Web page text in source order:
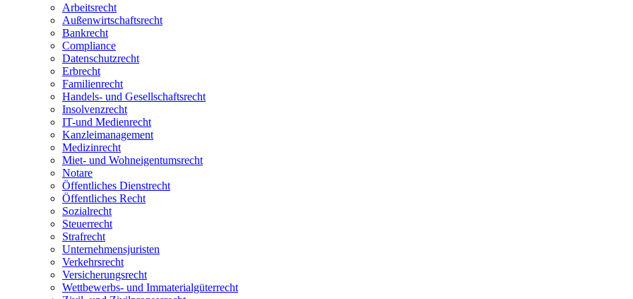
Arbeitsrecht
Außenwirtschaftsrecht
Bankrecht
Compliance
Datenschutzrecht
Erbrecht
Familienrecht
Handels- und Gesellschaftsrecht
Insolvenzrecht
IT-und Medienrecht
Kanzleimanagement
Medizinrecht
Miet- und Wohneigentumsrecht
Notare
Öffentliches Dienstrecht
Öffentliches Recht
Sozialrecht
Steuerrecht
Strafrecht
Unternehmensjuristen
Verkehrsrecht
Versicherungsrecht
Wettbewerbs- und Immaterialgüterrecht